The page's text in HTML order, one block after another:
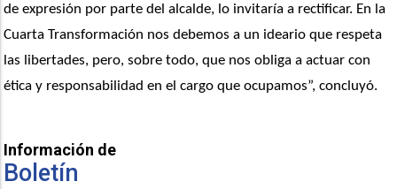
de expresión por parte del alcalde, lo invitaría a rectificar. En la
Cuarta Transformación nos debemos a un ideario que respeta
las libertades, pero, sobre todo, que nos obliga a actuar con
ética y responsabilidad en el cargo que ocupamos”, concluyó.
Información de
Boletín